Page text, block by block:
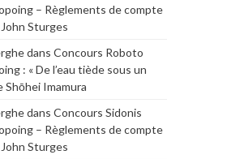
– Règlements de compte
Sturges
dans Concours Roboto
: « De l’eau tiède sous un
Shōhei Imamura
dans Concours Sidonis
– Règlements de compte
Sturges